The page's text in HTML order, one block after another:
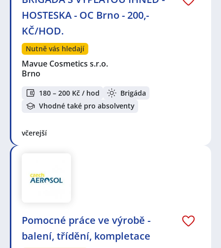
HOSTESKA - OC Brno - 200,-
KČ/HOD.
Nutně vás hledají
Mavue Cosmetics s.r.o.
Brno
180 – 200 Kč / hod
Brigáda
Vhodné také pro absolventy
včerejší
Pomocné práce ve výrobě -
balení, třídění, kompletace